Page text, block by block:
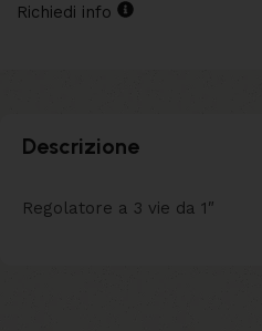
Richiedi info
Descrizione
Regolatore a 3 vie da 1″